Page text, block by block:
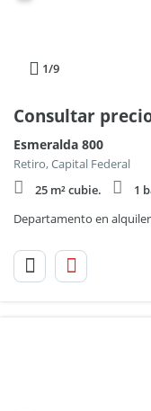
1/9
Consultar
Esmeralda 800
Retiro, Capital Federal
25 m² cubie.
1
Departamento en